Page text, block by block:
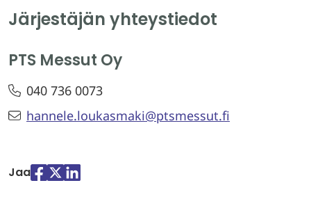
Järjestäjän yhteystiedot
PTS Messut Oy
040 736 0073
hannele.loukasmaki@ptsmessut.fi
Jaa